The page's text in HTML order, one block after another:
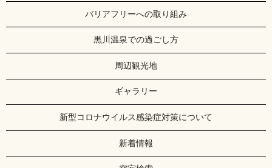
バリアフリーへの取り組み
黒川温泉での過ごし方
周辺観光地
ギャラリー
新型コロナウイルス感染症対策について
新着情報